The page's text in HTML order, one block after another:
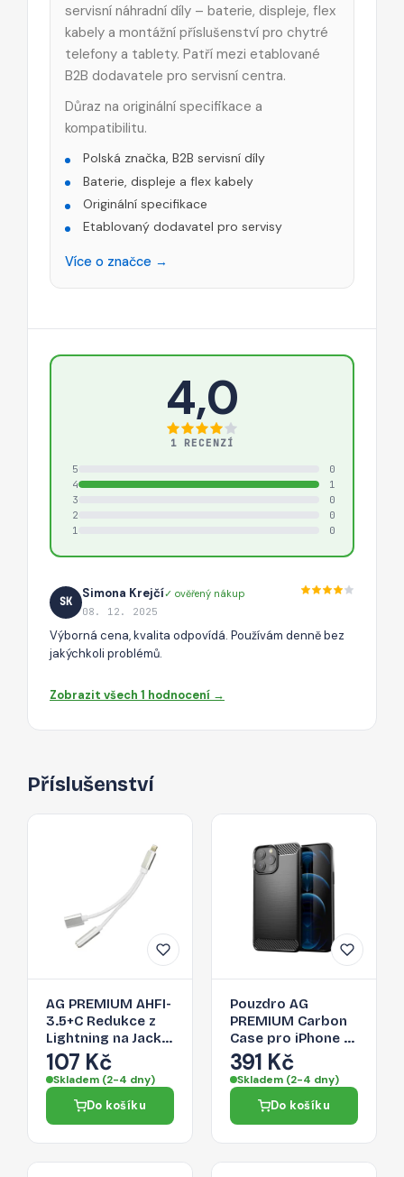
servisní náhradní díly – baterie, displeje, flex
kabely a montážní příslušenství pro chytré
telefony a tablety. Patří mezi etablované
B2B dodavatele pro servisní centra.
Důraz na originální specifikace a
kompatibilitu.
Polská značka, B2B servisní díly
Baterie, displeje a flex kabely
Originální specifikace
Etablovaný dodavatel pro servisy
Více o značce →
4,0
1 RECENZÍ
5
0
4
1
3
0
2
0
1
0
SK
Simona Krejčí✓ ověřený nákup
08. 12. 2025
Výborná cena, kvalita odpovídá. Používám denně bez
jakýchkoli problémů.
Zobrazit všech 1 hodnocení →
Příslušenství
AG PREMIUM AHFI-
3.5+C Redukce z
Lightning na Jack
3,5/Lightning,
stříbrná
107 Kč
Skladem (2-4 dny)
Do košíku
Pouzdro AG
PREMIUM Carbon
Case pro iPhone 13
Pro Max - černé
391 Kč
Skladem (2-4 dny)
Do košíku